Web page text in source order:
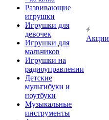
Развивающие
игрушки
Игрушки для
девочек
Игрушки для
мальчиков
Игрушки на
радиоуправлении
Детские
мультибуки и
ноутбуки
Музыкальные
инструменты
Акции